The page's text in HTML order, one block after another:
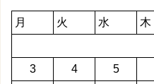
月 火 水 木
3
4 5